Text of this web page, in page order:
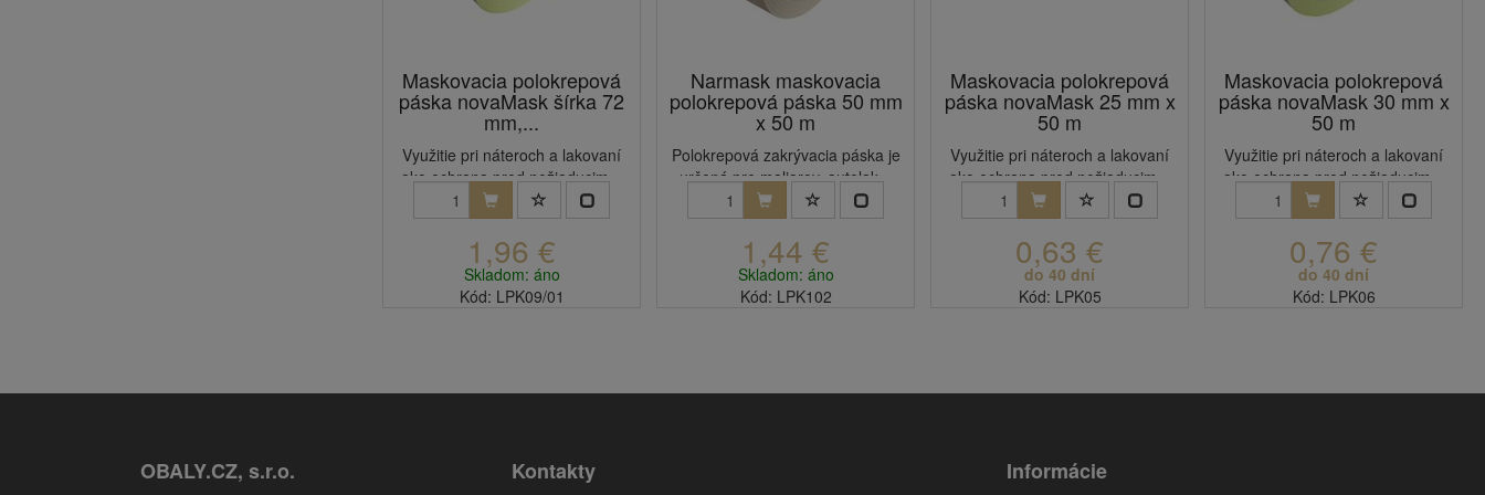
Maskovacia polokrepová
páska novaMask šírka 72
mm,...
Využitie pri náteroch a lakovaní
ako ochrana pred nežiaducim...
1,96 €
Skladom: áno
Kód: LPK09/01
Narmask maskovacia
polokrepová páska 50 mm
x 50 m
Polokrepová zakrývacia páska je
určená pre maliarov, autolak...
1,44 €
Skladom: áno
Kód: LPK102
Maskovacia polokrepová
páska novaMask 25 mm x
50 m
Využitie pri náteroch a lakovaní
ako ochrana pred nežiaducim...
0,63 €
do 40 dní
Kód: LPK05
Maskovacia polokrepová
páska novaMask 30 mm x
50 m
Využitie pri náteroch a lakovaní
ako ochrana pred nežiaducim...
0,76 €
do 40 dní
Kód: LPK06
OBALY.CZ, s.r.o. Kontakty Informácie